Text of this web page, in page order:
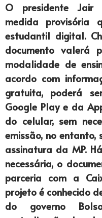
O presidente Jair
medida provisória
estudantil digital.
documento valerá
modalidade de
acordo com
gratuita, poderá
Google Play e da
do celular, sem
emissão, no
assinatura da MP.
necessária, o
parceria com a
projeto é conhecido
do governo